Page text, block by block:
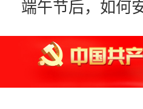
端午节后，如何